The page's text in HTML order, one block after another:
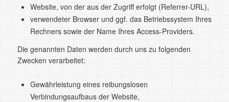
Website, von der aus der Zugriff erfolgt (Referrer-URL),
verwendeter Browser und ggf. das Betriebssystem Ihres
Rechners sowie der Name Ihres Access-Providers.
Die genannten Daten werden durch uns zu folgenden
Zwecken verarbeitet:
Gewährleistung eines reibungslosen
Verbindungsaufbaus der Website,